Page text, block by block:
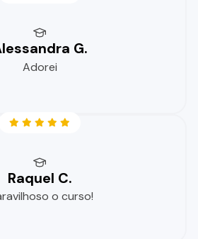
G.
Adorei
Raquel C.
o curso!